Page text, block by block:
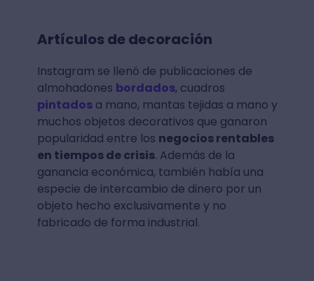
Artículos de decoración
Instagram se llenó de publicaciones de
almohadones bordados, cuadros
pintadosa mano, mantas tejidas a mano y
muchos objetos decorativos que ganaron
popularidad entre los negocios rentables
en tiempos de crisis. Además de la
ganancia económica, también había una
especie de intercambio de dinero por un
objeto hecho exclusivamente y no
fabricado de forma industrial.